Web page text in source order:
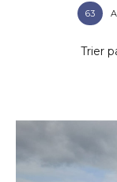
63
Trier